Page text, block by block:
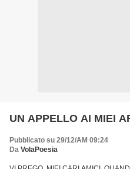
UN APPELLO AI MIEI
Pubblicato su 29/12/AM 09:24
Da VolaPoesia